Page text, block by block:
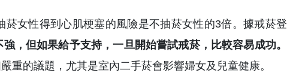
女性得到心肌梗塞的風險是不抽菸女性的3倍。據戒菸登
，但如果給予支持，一旦開始嘗試戒菸，比較容易成功。
重的議題，尤其是室內二手菸會影響婦女及兒童健康。